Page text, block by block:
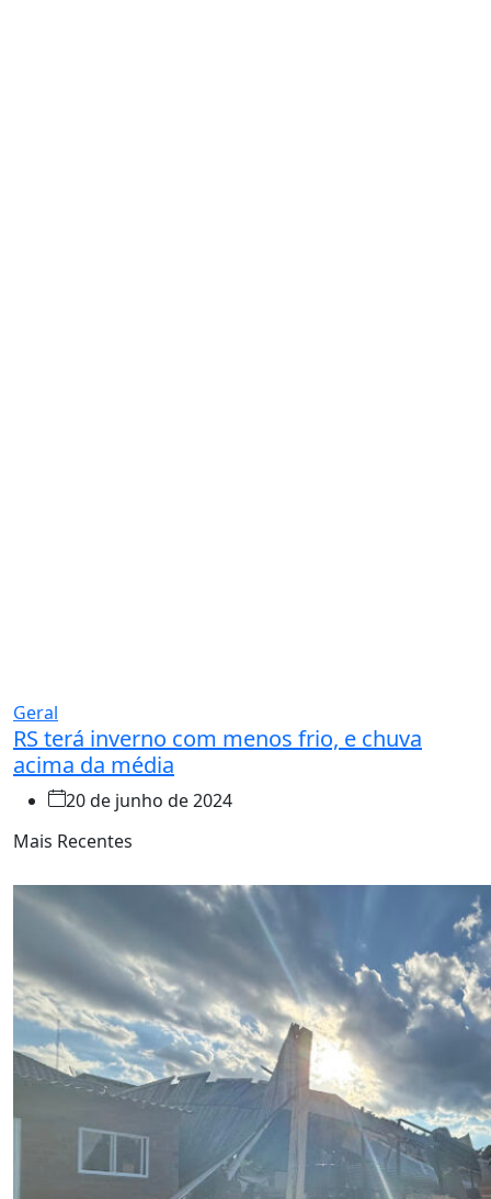
Geral
RS terá inverno com menos frio, e chuva
acima da média
20 de junho de 2024
Mais Recentes